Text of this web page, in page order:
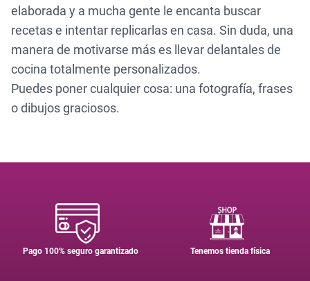
elaborada y a mucha gente le encanta buscar
recetas e intentar replicarlas en casa. Sin duda, una
manera de motivarse más es llevar delantales de
cocina totalmente personalizados.
Puedes poner cualquier cosa: una fotografía, frases
o dibujos graciosos.
Pago 100% seguro garantizado Tenemos tienda física